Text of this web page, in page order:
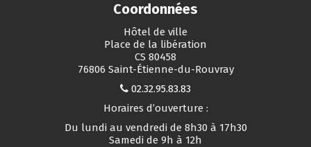
Coordonnées
Hôtel de ville
Place de la libération
CS 80458
76806 Saint-Étienne-du-Rouvray
02.32.95.83.83
Horaires d’ouverture :
Du lundi au vendredi de 8h30 à 17h30
Samedi de 9h à 12h